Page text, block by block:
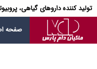
تولید کننده داروهای گیاهی،
صفحه